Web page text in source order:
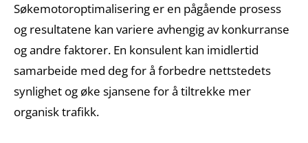
Søkemotoroptimalisering er en pågående prosess
og resultatene kan variere avhengig av konkurranse
og andre faktorer. En konsulent kan imidlertid
samarbeide med deg for å forbedre nettstedets
synlighet og øke sjansene for å tiltrekke mer
organisk trafikk.